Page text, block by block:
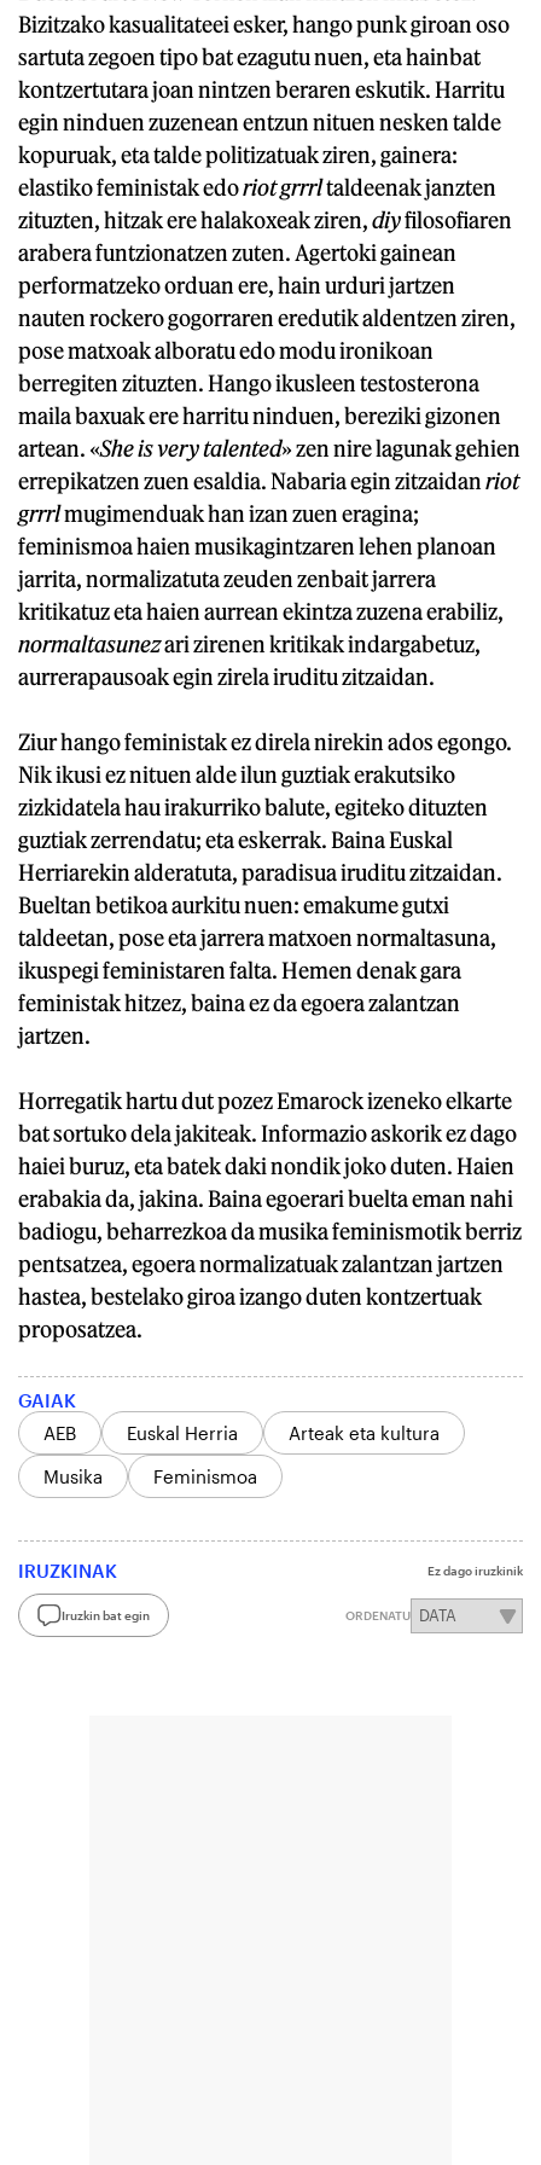
Bizitzako kasualitateei esker, hango punk giroan oso
sartuta zegoen tipo bat ezagutu nuen, eta hainbat
kontzertutara joan nintzen beraren eskutik. Harritu
egin ninduen zuzenean entzun nituen nesken talde
kopuruak, eta talde politizatuak ziren, gainera:
elastiko feministak edoriot grrrltaldeenak janzten
zituzten, hitzak ere halakoxeak ziren,diyfilosofiaren
arabera funtzionatzen zuten. Agertoki gainean
performatzeko orduan ere, hain urduri jartzen
nauten rockero gogorraren eredutik aldentzen ziren,
pose matxoak alboratu edo modu ironikoan
berregiten zituzten. Hango ikusleen testosterona
maila baxuak ere harritu ninduen, bereziki gizonen
artean. «She is very talented» zen nire lagunak gehien
errepikatzen zuen esaldia. Nabaria egin zitzaidanriot
grrrlmugimenduak han izan zuen eragina;
feminismoa haien musikagintzaren lehen planoan
jarrita, normalizatuta zeuden zenbait jarrera
kritikatuz eta haien aurrean ekintza zuzena erabiliz,
normaltasunezari zirenen kritikak indargabetuz,
aurrerapausoak egin zirela iruditu zitzaidan.
Ziur hango feministak ez direla nirekin ados egongo.
Nik ikusi ez nituen alde ilun guztiak erakutsiko
zizkidatela hau irakurriko balute, egiteko dituzten
guztiak zerrendatu; eta eskerrak. Baina Euskal
Herriarekin alderatuta, paradisua iruditu zitzaidan.
Bueltan betikoa aurkitu nuen: emakume gutxi
taldeetan, pose eta jarrera matxoen normaltasuna,
ikuspegi feministaren falta. Hemen denak gara
feministak hitzez, baina ez da egoera zalantzan
jartzen.
Horregatik hartu dut pozez Emarock izeneko elkarte
bat sortuko dela jakiteak. Informazio askorik ez dago
haiei buruz, eta batek daki nondik joko duten. Haien
erabakia da, jakina. Baina egoerari buelta eman nahi
badiogu, beharrezkoa da musika feminismotik berriz
pentsatzea, egoera normalizatuak zalantzan jartzen
hastea, bestelako giroa izango duten kontzertuak
proposatzea.
GAIAK
AEB
Euskal Herria
Arteak eta kultura
Musika
Feminismoa
IRUZKINAK Ez dago iruzkinik
Iruzkin bat egin ORDENATU